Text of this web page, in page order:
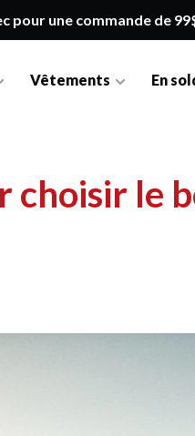
pour une commande de
Vêtements En
choisir le